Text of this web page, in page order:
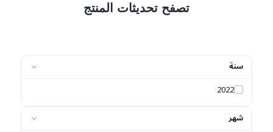
تصفح تحديثات المنتج
سنة
2022
شهر